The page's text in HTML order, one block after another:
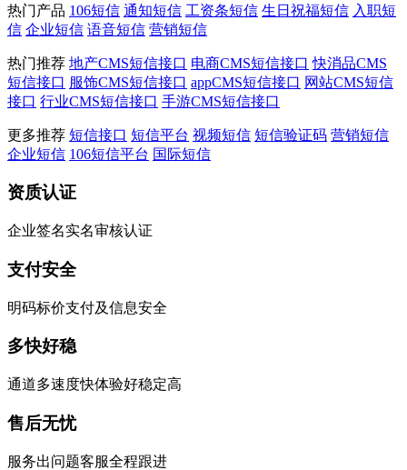
热门产品 106短信 通知短信 工资条短信 生日祝福短信 入职短
信 企业短信 语音短信 营销短信
热门推荐 地产CMS短信接口 电商CMS短信接口 快消品CMS
短信接口 服饰CMS短信接口 appCMS短信接口 网站CMS短信
接口 行业CMS短信接口 手游CMS短信接口
更多推荐 短信接口 短信平台 视频短信 短信验证码 营销短信
企业短信 106短信平台 国际短信
资质认证
企业签名实名审核认证
支付安全
明码标价支付及信息安全
多快好稳
通道多速度快体验好稳定高
售后无忧
服务出问题客服全程跟进